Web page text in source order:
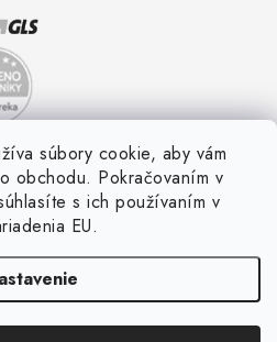
súbory cookie, aby vám
obchodu. Pokračovaním v
s ich používaním v
EU.